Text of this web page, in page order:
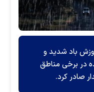
وزش باد شدید و
در برخی مناطق